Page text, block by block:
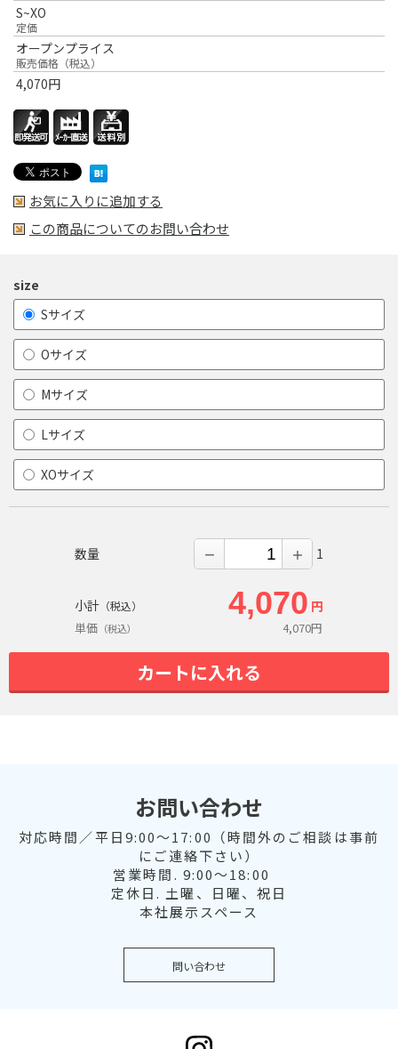
S~XO
定価
オープンプライス
販売価格（税込）
4,070円
お気に入りに追加する
この商品についてのお問い合わせ
size
Sサイズ
Oサイズ
Mサイズ
Lサイズ
XOサイズ
数量 － ＋ 1
小計 （税込） 4,070 円
単価 （税込） 4,070円
カートに入れる
お問い合わせ
対応時間／平日9:00～17:00（時間外のご相談は事前
にご連絡下さい）
営業時間. 9:00～18:00
定休日. 土曜、日曜、祝日
本社展示スペース
問い合わせ